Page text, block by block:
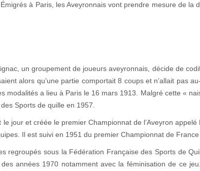
à Paris, les Aveyronnais vont prendre mesure de la
un groupement de joueurs aveyronnais, décide de
alors qu’une partie comportait 8 coups et n’allait pas
a lieu à Paris le 16 mars 1913. Malgré cette «
Sports de quille en 1957.
jour et créée le premier Championnat de l’Aveyron
Il est suivi en 1951 du premier Championnat de France
regroupés sous la Fédération Française des Sports de
années 1970 notamment avec la féminisation de ce